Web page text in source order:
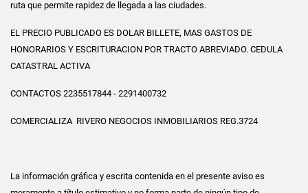
ruta que permite rapidez de llegada a las ciudades.
EL PRECIO PUBLICADO ES DOLAR BILLETE, MAS GASTOS DE
HONORARIOS Y ESCRITURACION POR TRACTO ABREVIADO. CEDULA
CATASTRAL ACTIVA
CONTACTOS 2235517844 - 2291400732
COMERCIALIZA RIVERO NEGOCIOS INMOBILIARIOS REG.3724
La información gráfica y escrita contenida en el presente aviso es